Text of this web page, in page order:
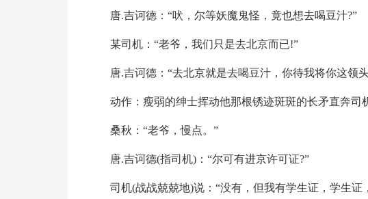
唐.吉诃德：“吠，尔等妖魔鬼怪，竟也想去喝豆汁?”
某司机：“老爷，我们只是去北京而已!”
唐.吉诃德：“去北京就是去喝豆汁，你待我将你这领
动作：瘦弱的绅士挥动他那根锈迹斑斑的长矛直奔司
桑秋：“老爷，慢点。”
唐.吉诃德(指司机)：“尔可有进京许可证?”
司机(战战兢兢地)说：“没有，但我有学生证，学生证